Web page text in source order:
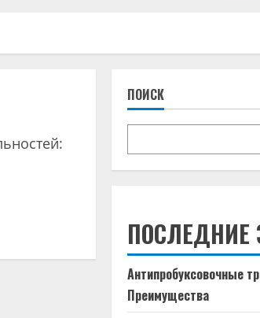
ПОИСК
ПОСЛЕДНИЕ
Антипробуксовочные
Преимущества